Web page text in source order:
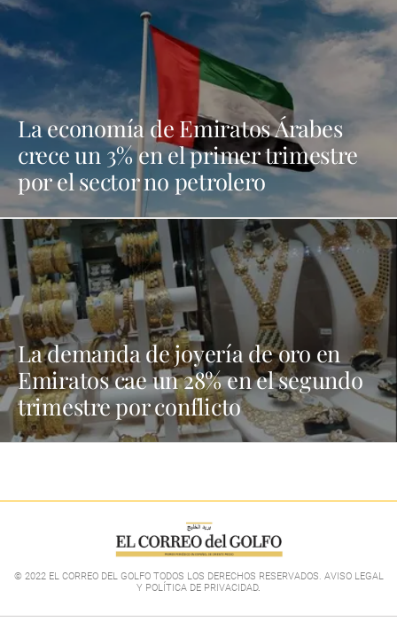
La economía de Emiratos Árabes
crece un 3% en el primer trimestre
por el sector no petrolero
La demanda de joyería de oro en
Emiratos cae un 28% en el segundo
trimestre por conflicto
© 2022 EL CORREO DEL GOLFO TODOS LOS DERECHOS RESERVADOS. AVISO LEGAL
Y POLÍTICA DE PRIVACIDAD.